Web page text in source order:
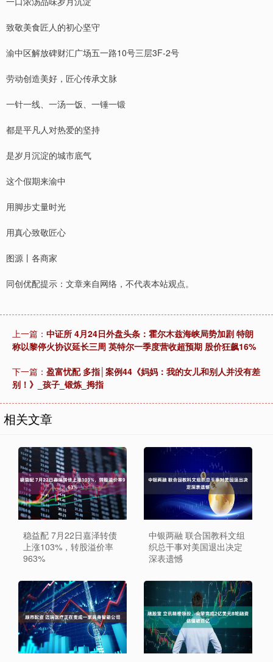
致敬美食匠人的初心坚守
渝中区解放碑财汇广场五一路10号三层3F-2号
劳动创造美好，匠心传承文脉
一针一线、一汤一饭、一锤一锻
都是平凡人对热爱的坚持
是岁月沉淀的城市底气
这个假期来渝中
用脚步丈量时光
用真心致敬匠心
图源丨各商家
同创优配提示：文章来自网络，不代表本站观点。
上一篇： 中证所 4月24日外盘头条：霍尔木兹海峡局势加剧 特朗
称以黎停火协议延长三周 英特尔一季度营收超预期 股价狂飙16%
下一篇： 盈富忧配 多指│案例44《妈妈：我的女儿和别人并没有差
别！》_孩子_锻炼_拇指
相关文章
稳益配 7月22日嘉泽转债
上涨103%，转股溢价率
963%
中银两融 联合国教科文组
织总干事对美国退出决定
深表遗憾